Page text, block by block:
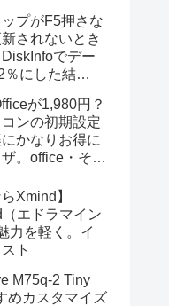
ップがF5押さな
されないとき
でデー
にした結
が1,980円？
ンの初期設定
かなりお得に
。office・その
Xmind】
エドラマイン
力を軽く。イ
ト
M75q-2 Tiny
めカスタマイズ